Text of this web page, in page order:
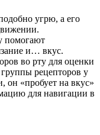
угрю, а его
помогают
и… вкус.
во рту для оценки
рецепторов у
он «пробует на вкус»
для навигации в